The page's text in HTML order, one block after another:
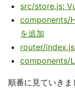
src/store.js:
components/
を追加
router/index.js
components/
順番に見ていきま